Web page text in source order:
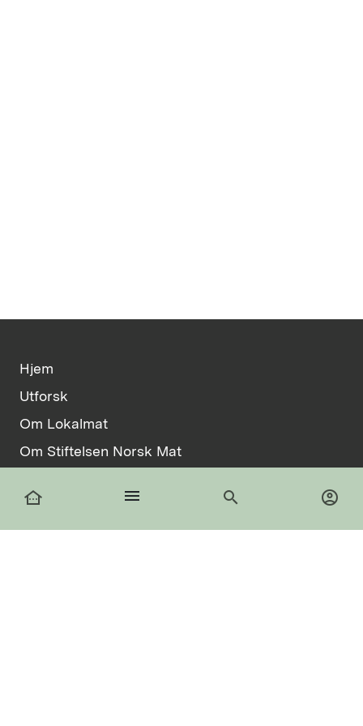
other_houses menu search account_circle
Hjem
Utforsk
Om Lokalmat
Om Stiftelsen Norsk Mat
Informasjonskapsler
facebook